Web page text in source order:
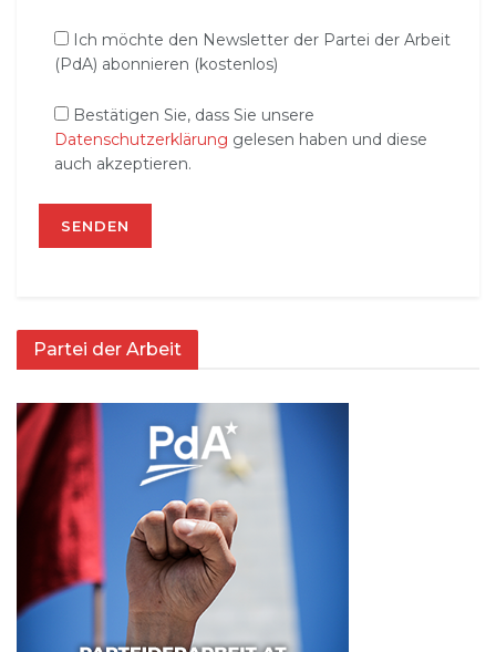
Ich möchte den Newsletter der Partei der Arbeit
(PdA) abonnieren (kostenlos)
Bestätigen Sie, dass Sie unsere
Datenschutzerklärung gelesen haben und diese
auch akzeptieren.
Partei der Arbeit